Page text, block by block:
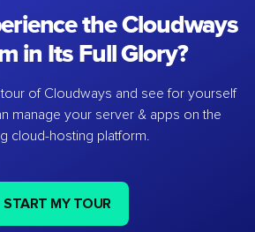
the Cloudways
in Its Full Glory?
tour of Cloudways and see for yourself
manage your server & apps on the
cloud-hosting platform.
START MY TOUR